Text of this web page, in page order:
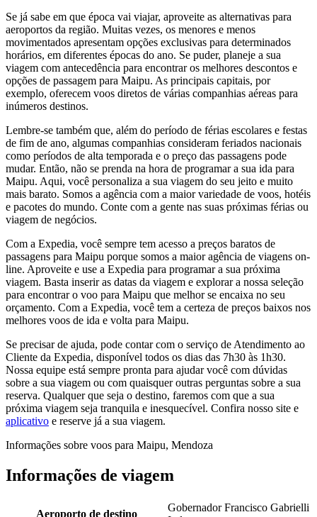
Se já sabe em que época vai viajar, aproveite as alternativas para
aeroportos da região. Muitas vezes, os menores e menos
movimentados apresentam opções exclusivas para determinados
horários, em diferentes épocas do ano. Se puder, planeje a sua
viagem com antecedência para encontrar os melhores descontos e
opções de passagem para Maipu. As principais capitais, por
exemplo, oferecem voos diretos de várias companhias aéreas para
inúmeros destinos.
Lembre-se também que, além do período de férias escolares e festas
de fim de ano, algumas companhias consideram feriados nacionais
como períodos de alta temporada e o preço das passagens pode
mudar. Então, não se prenda na hora de programar a sua ida para
Maipu. Aqui, você personaliza a sua viagem do seu jeito e muito
mais barato. Somos a agência com a maior variedade de voos, hotéis
e pacotes do mundo. Conte com a gente nas suas próximas férias ou
viagem de negócios.
Com a Expedia, você sempre tem acesso a preços baratos de
passagens para Maipu porque somos a maior agência de viagens on-
line. Aproveite e use a Expedia para programar a sua próxima
viagem. Basta inserir as datas da viagem e explorar a nossa seleção
para encontrar o voo para Maipu que melhor se encaixa no seu
orçamento. Com a Expedia, você tem a certeza de preços baixos nos
melhores voos de ida e volta para Maipu.
Se precisar de ajuda, pode contar com o serviço de Atendimento ao
Cliente da Expedia, disponível todos os dias das 7h30 às 1h30.
Nossa equipe está sempre pronta para ajudar você com dúvidas
sobre a sua viagem ou com quaisquer outras perguntas sobre a sua
reserva. Qualquer que seja o destino, faremos com que a sua
próxima viagem seja tranquila e inesquecível. Confira nosso site e
aplicativo e reserve já a sua viagem.
Informações sobre voos para Maipu, Mendoza
Informações de viagem
Aeroporto de destino
Gobernador Francisco Gabrielli